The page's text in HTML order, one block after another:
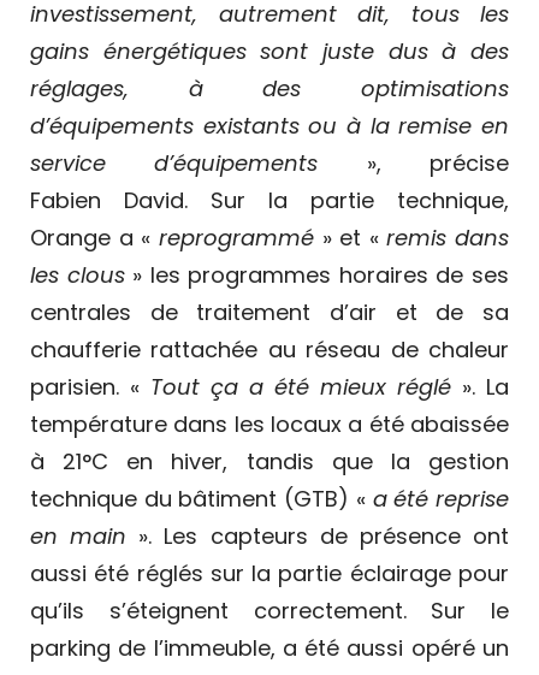
investissement, autrement dit, tous les
gains énergétiques sont juste dus à des
réglages, à des optimisations
d’équipements existants ou à la remise en
service d’équipements », précise
Fabien David. Sur la partie technique,
Orange a « reprogrammé» et «remis dans
les clous» les programmes horaires de ses
centrales de traitement d’air et de sa
chaufferie rattachée au réseau de chaleur
parisien. «
Tout ça a été mieux réglé ». La
température dans les locaux a été abaissée
à 21°C en hiver, tandis que la gestion
technique du bâtiment (GTB) « a été reprise
en main ». Les capteurs de présence ont
aussi été réglés sur la partie éclairage pour
qu’ils s’éteignent correctement. Sur le
parking de l’immeuble, a été aussi opéré un